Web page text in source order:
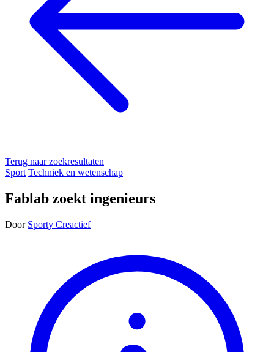
Terug naar zoekresultaten
Sport Techniek en wetenschap
Fablab zoekt ingenieurs
Door Sporty Creactief